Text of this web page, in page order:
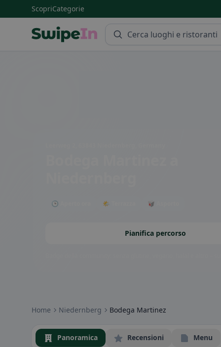
ScopriCategorie
🕒 Aperto ora 🌤 Terrazza 🥡 Asporto
Pianifica percorso
Home Niedernberg Bodega Martinez
Panoramica Recensioni Menu